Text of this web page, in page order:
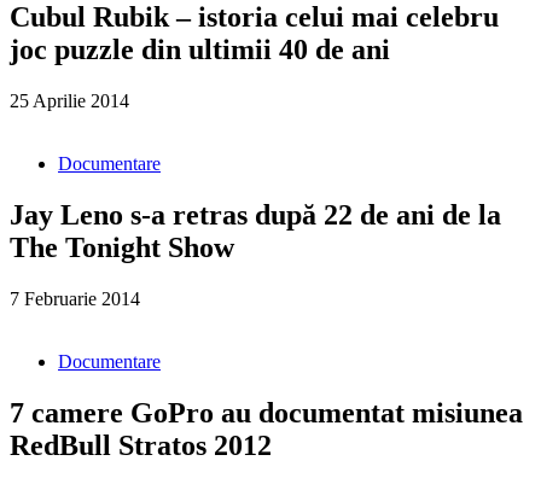
Cubul Rubik – istoria celui mai celebru
joc puzzle din ultimii 40 de ani
25 Aprilie 2014
Documentare
Jay Leno s-a retras după 22 de ani de la
The Tonight Show
7 Februarie 2014
Documentare
7 camere GoPro au documentat misiunea
RedBull Stratos 2012